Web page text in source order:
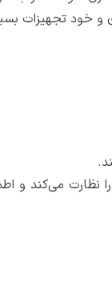
و خود تجهیزات
می‌کند و